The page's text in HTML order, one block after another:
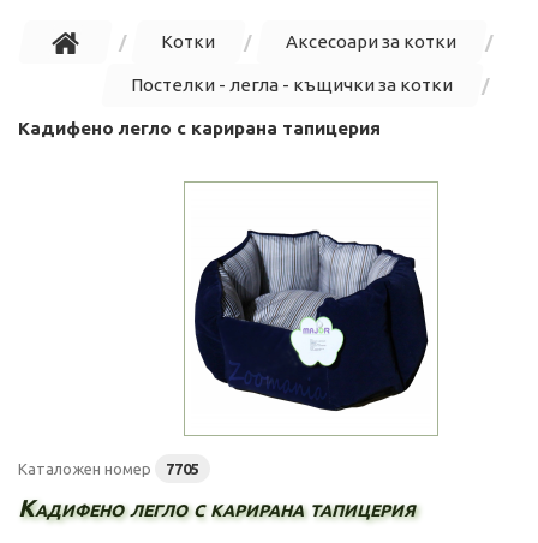
Котки Аксесоари за котки
Постелки - легла - къщички за котки
Кадифено легло с карирана тапицерия
Каталожен номер 7705
Кадифено легло с карирана тапицерия